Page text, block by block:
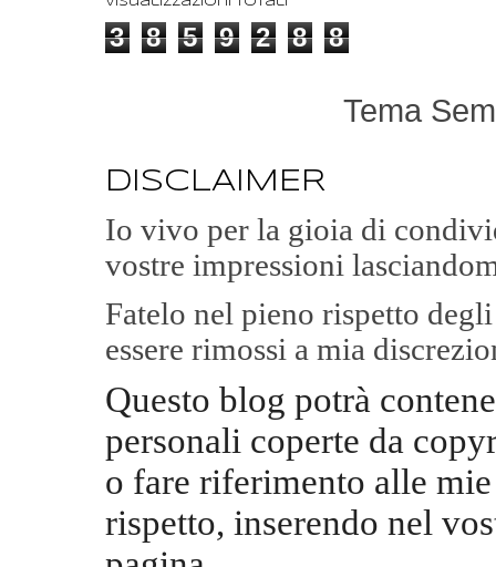
Visualizzazioni totali
3 8 5 9 2 8 8
Tema
DISCLAIMER
Io vivo per la gioia di
vostre impressioni
Fatelo nel pieno rispetto
essere rimossi a mia
Questo blog potrà
personali coperte da
o fare riferimento alle
rispetto, inserendo nel